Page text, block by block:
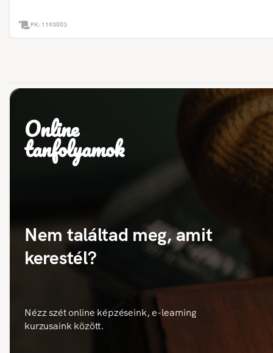
PK: 1193003
Online
tanfolyamok
Nem találtad meg, amit
kerestél?
Nézz szét online képzéseink, e-learning
kurzusaink között.